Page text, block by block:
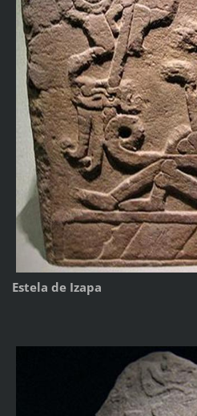
Estela de Izapa